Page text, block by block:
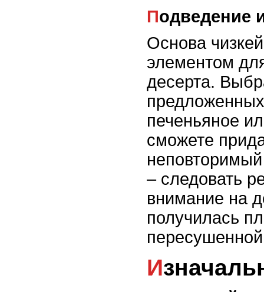
Подведение
Основа
элементом
десерта.
печеньяное
сможете
неповторимый
– следовать
внимание на
получилась